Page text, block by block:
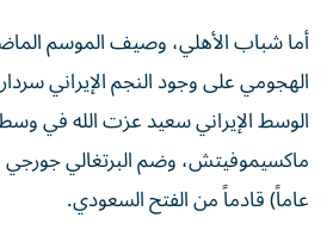
أما شباب الأهلي، وصيف الموسم
الهجومي على وجود النجم الإيراني
الوسط الإيراني سعيد عزت الله في
عاماً) قادماً من الفتح السعودي.